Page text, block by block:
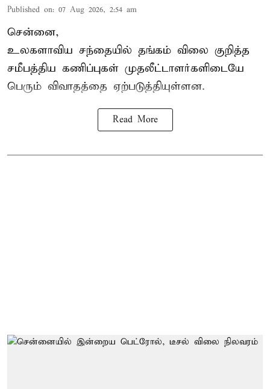
Published on: 07 Aug 2026, 2:54 am
சென்னை,
உலகளாவிய சந்தையில் தங்கம் விலை குறித்த
சமீபத்திய கணிப்புகள் முதலீட்டாளர்களிடையே
பெரும் விவாதத்தை ஏற்படுத்தியுள்ளன.
Read More